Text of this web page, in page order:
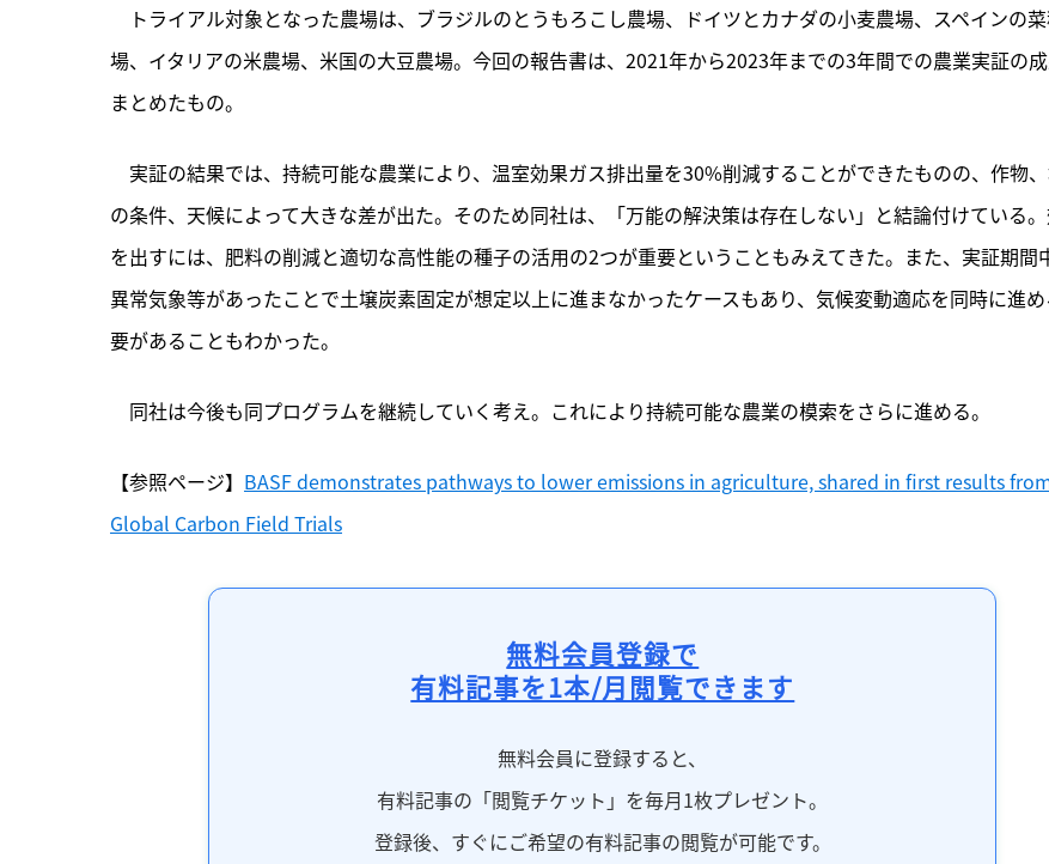
トライアル対象となった農場は、ブラジルのとうもろこし農場、ドイツとカナダの小麦農場、スペインの
場、イタリアの米農場、米国の大豆農場。今回の報告書は、2021年から2023年までの3年間での農業実証の
まとめたもの。
実証の結果では、持続可能な農業により、温室効果ガス排出量を30%削減することができたものの、作物
の条件、天候によって大きな差が出た。そのため同社は、「万能の解決策は存在しない」と結論付けている
を出すには、肥料の削減と適切な高性能の種子の活用の2つが重要ということもみえてきた。また、実証期間
異常気象等があったことで土壌炭素固定が想定以上に進まなかったケースもあり、気候変動適応を同時に進
要があることもわかった。
同社は今後も同プログラムを継続していく考え。これにより持続可能な農業の模索をさらに進める。
【参照ページ】 BASF demonstrates pathways to lower emissions in agriculture, shared in first results
Global Carbon Field Trials
無料会員登録で
有料記事を1本/月閲覧できます
無料会員に登録すると、
有料記事の「閲覧チケット」を毎月1枚プレゼント。
登録後、すぐにご希望の有料記事の閲覧が可能です。